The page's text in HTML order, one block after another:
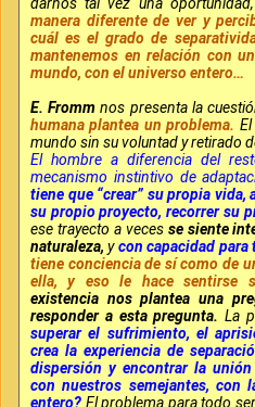
manera diferente de ver y
cuál es el grado de
mantenemos en relación con
mundo, con el universo entero…
E. Fromm nos presenta la
humana plantea un problema.
mundo sin su voluntad y retirado
El hombre a diferencia del
mecanismo instintivo de
tiene que “crear” su propia
su propio proyecto, recorrer su
ese trayecto a veces se siente
naturaleza, ycon capacidad para
tiene conciencia de sí como de
ella, y eso le hace sentirse
existencia nos plantea una
responder a esta pregunta. La
superar el sufrimiento, el
crea la experiencia de
dispersión y encontrar la
con nuestros semejantes, con
entero? El problema para todo